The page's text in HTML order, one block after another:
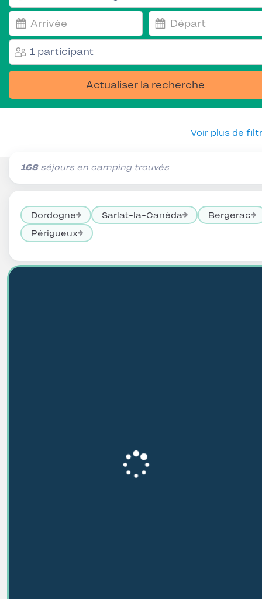
1 participant
Actualiser la recherche
Voir plus de
168séjours en camping trouvés
Dordogne Sarlat-la-Canéda
Bergerac
Périgueux